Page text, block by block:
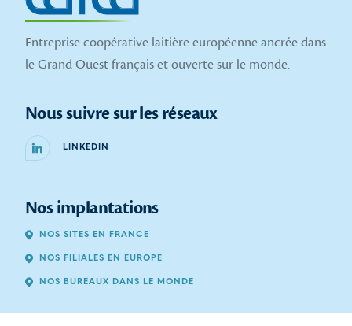
Entreprise coopérative laitière européenne ancrée dans
le Grand Ouest français et ouverte sur le monde.
Nous suivre sur les réseaux
LINKEDIN
Nos implantations
NOS SITES EN FRANCE
NOS FILIALES EN EUROPE
NOS BUREAUX DANS LE MONDE